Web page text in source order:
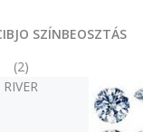
SZÍNBEOSZTÁS
(2)
RIVER